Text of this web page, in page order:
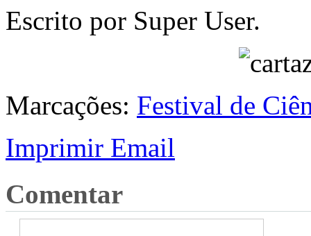
Escrito por Super User.
Marcações: Festival de
Imprimir Email
Comentar